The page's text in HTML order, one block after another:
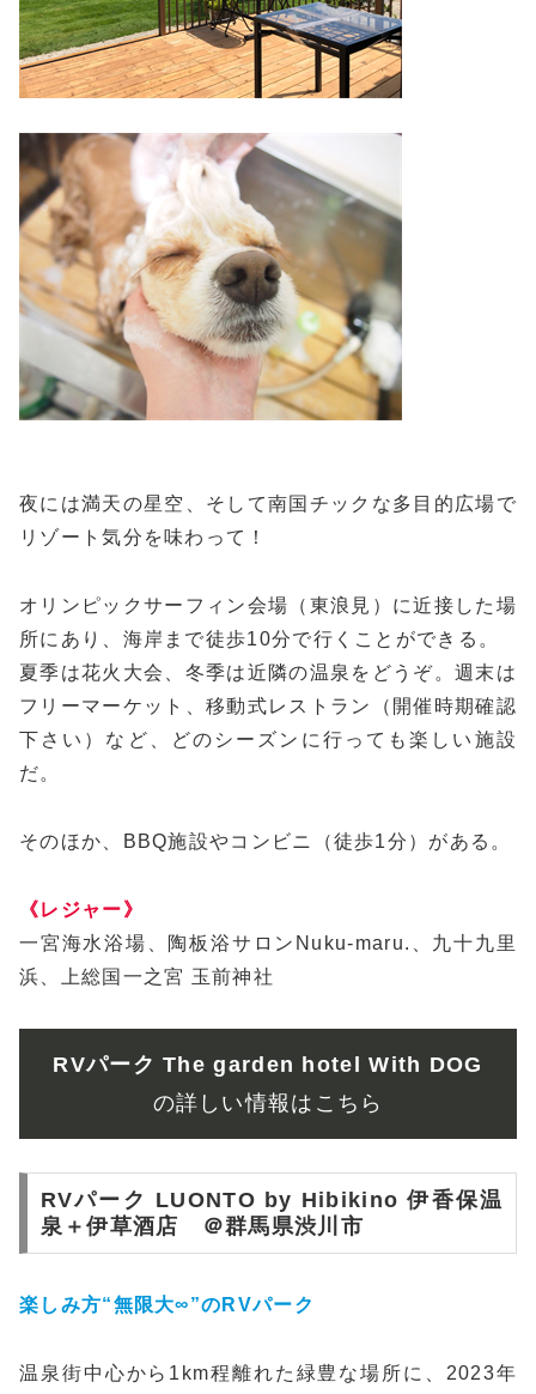
夜には満天の星空、そして南国チックな多目的広場で
リゾート気分を味わって！
オリンピックサーフィン会場（東浪見）に近接した場
所にあり、海岸まで徒歩10分で行くことができる。
夏季は花火大会、冬季は近隣の温泉をどうぞ。週末は
フリーマーケット、移動式レストラン（開催時期確認
下さい）など、どのシーズンに行っても楽しい施設
だ。
そのほか、BBQ施設やコンビニ（徒歩1分）がある。
《レジャー》
一宮海水浴場、陶板浴サロンNuku-maru.、九十九里
浜、上総国一之宮 玉前神社
RVパーク The garden hotel With DOG
の詳しい情報はこちら
RVパーク LUONTO by Hibikino 伊香保温
泉＋伊草酒店 ＠群馬県渋川市
楽しみ方“無限大∞”のRVパーク
温泉街中心から1km程離れた緑豊な場所に、2023年